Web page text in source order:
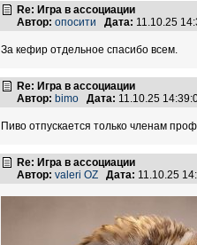
Re: Игра в ассоциации
Автор: опосити Дата: 11.10.25
За кефир отдельное спасибо всем.
Re: Игра в ассоциации
Автор: bimo Дата: 11.10.25
Пиво отпускается только членам
Re: Игра в ассоциации
Автор: valeri OZ Дата: 11.10.25